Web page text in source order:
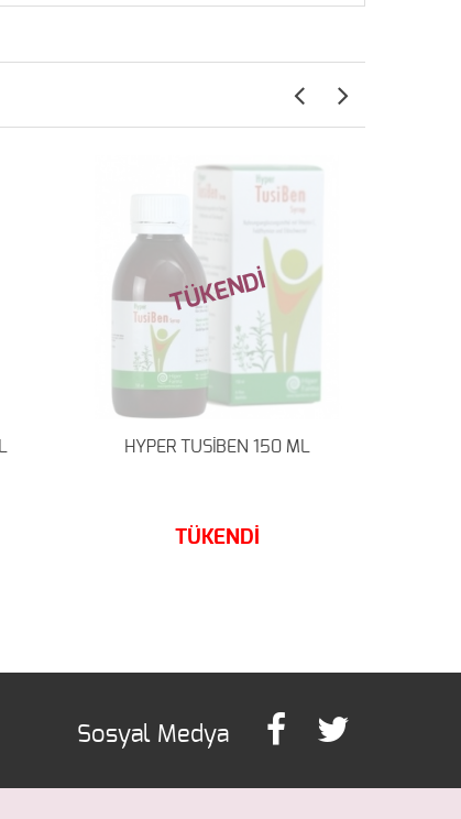
TÜKENDİ
HYPER TUSİBEN 150 ML
TÜKENDİ